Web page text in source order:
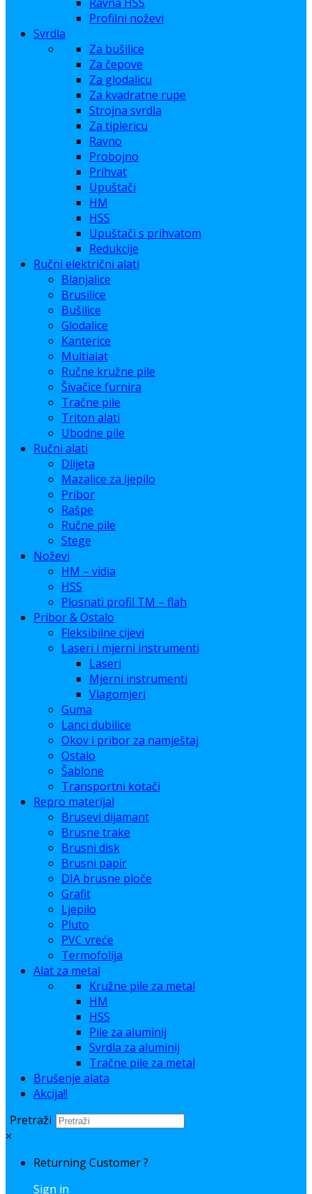
Profilni noževi
Svrdla
Za bušilice
Za čepove
Za glodalicu
Za kvadratne rupe
Strojna svrdla
Za tiplericu
Ravno
Probojno
Prihvat
Upuštači
HM
HSS
Upuštači s prihvatom
Redukcije
Ručni električni alati
Blanjalice
Brusilice
Bušilice
Glodalice
Kanterice
Multialat
Ručne kružne pile
Šivačice furnira
Tračne pile
Triton alati
Ubodne pile
Ručni alati
Dlijeta
Mazalice za ljepilo
Pribor
Rašpe
Ručne pile
Stege
Noževi
HM – vidia
HSS
Plosnati profil TM – flah
Pribor & Ostalo
Fleksibilne cijevi
Laseri i mjerni instrumenti
Laseri
Mjerni instrumenti
Vlagomjeri
Guma
Lanci dubilice
Okov i pribor za namještaj
Ostalo
Šablone
Transportni kotači
Repro materijal
Brusevi dijamant
Brusne trake
Brusni disk
Brusni papir
DIA brusne ploče
Grafit
Ljepilo
Pluto
PVC vreće
Termofolija
Alat za metal
Kružne pile za metal
HM
HSS
Pile za aluminij
Svrdla za aluminij
Tračne pile za metal
Brušenje alata
Akcija!!
Pretraži
×
Returning Customer ?
Sign in